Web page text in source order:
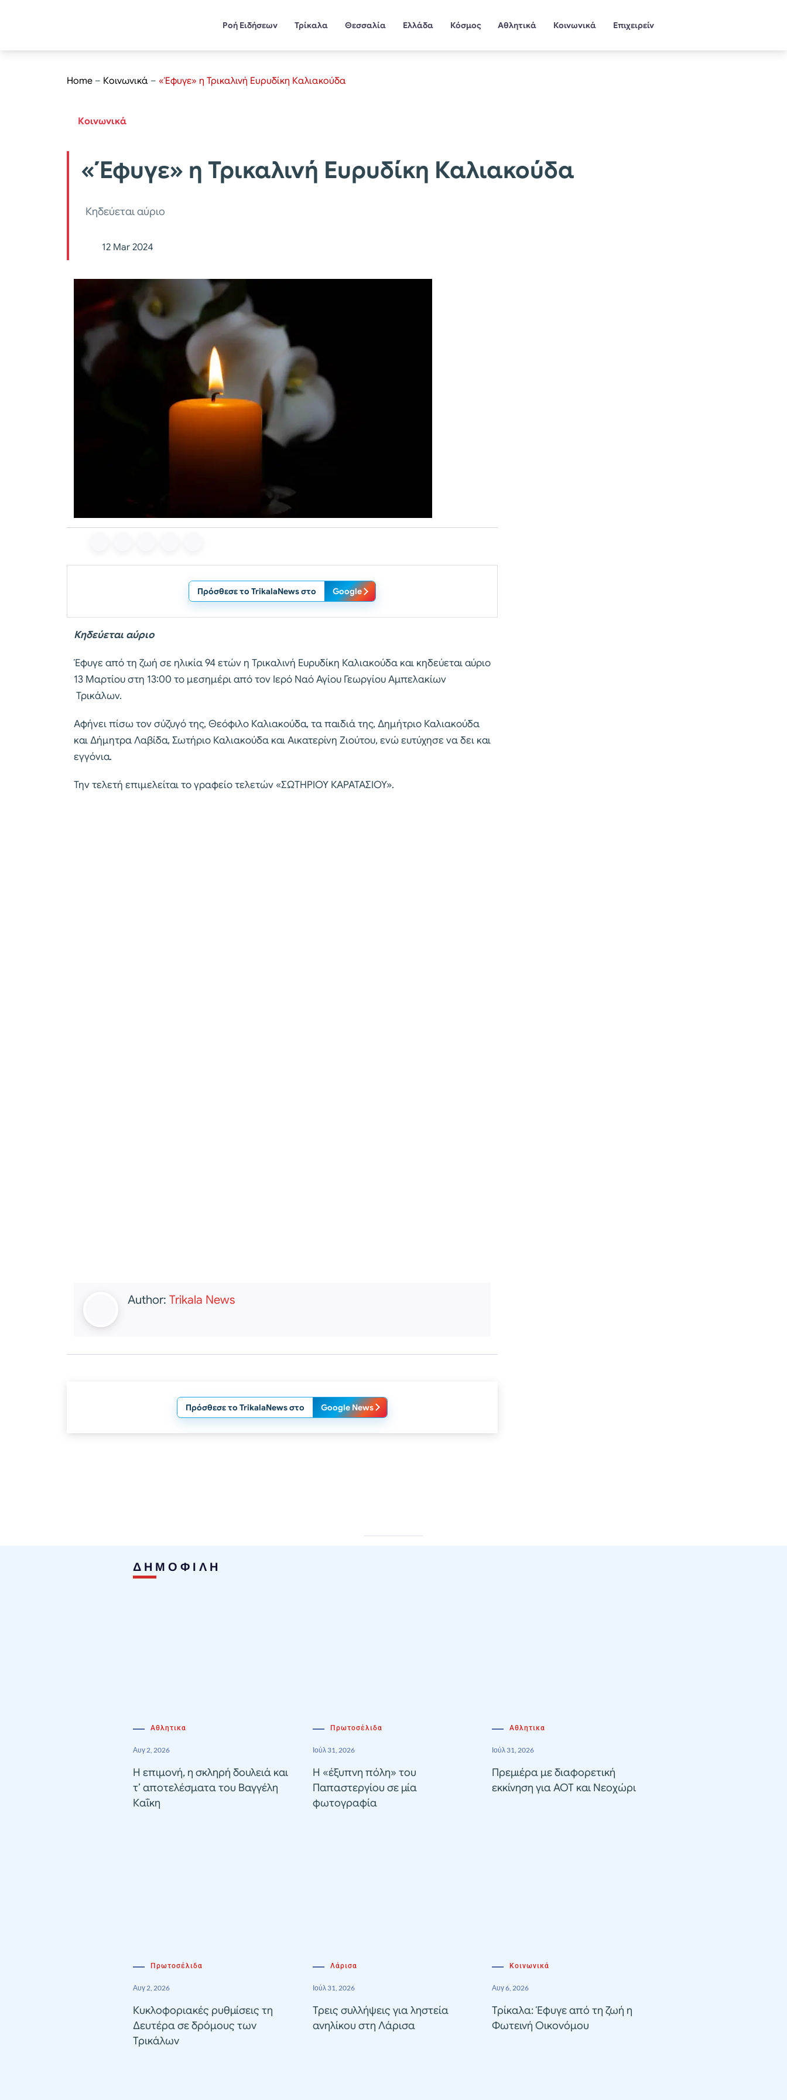
Ροή Ειδήσεων Τρίκαλα Θεσσαλία Ελλάδα Κόσμος Αθλητικά Κοινωνικά Επιχειρείν
Home – Κοινωνικά – «Έφυγε» η Τρικαλινή Ευρυδίκη Καλιακούδα
Κοινωνικά
«Έφυγε» η Τρικαλινή Ευρυδίκη Καλιακούδα
Κηδεύεται αύριο
12 Mar 2024
Πρόσθεσε το TrikalaNews στο Google
Κηδεύεται αύριο
Έφυγε από τη ζωή σε ηλικία 94 ετών η Τρικαλινή Ευρυδίκη Καλιακούδα και κηδεύεται αύριο
13 Μαρτίου στη 13:00 το μεσημέρι από τον Ιερό Ναό Αγίου Γεωργίου Αμπελακίων
Τρικάλων.
Αφήνει πίσω τον σύζυγό της, Θεόφιλο Καλιακούδα, τα παιδιά της, Δημήτριο Καλιακούδα
και Δήμητρα Λαβίδα, Σωτήριο Καλιακούδα και Αικατερίνη Ζιούτου, ενώ ευτύχησε να δει και
εγγόνια.
Την τελετή επιμελείται το γραφείο τελετών «ΣΩΤΗΡΙΟΥ ΚΑΡΑΤΑΣΙΟΥ».
Author: Trikala News
Πρόσθεσε το TrikalaNews στο Google News
ΔΗΜΟΦΙΛΗ
Αθλητικα
Αυγ 2, 2026
Η επιμονή, η σκληρή δουλειά και
τ’ αποτελέσματα του Βαγγέλη
Καΐκη
Πρωτοσέλιδα
Ιούλ 31, 2026
Η «έξυπνη πόλη» του
Παπαστεργίου σε μία
φωτογραφία
Αθλητικα
Ιούλ 31, 2026
Πρεμιέρα με διαφορετική
εκκίνηση για ΑΟΤ και Νεοχώρι
Πρωτοσέλιδα
Αυγ 2, 2026
Κυκλοφοριακές ρυθμίσεις τη
Δευτέρα σε δρόμους των
Τρικάλων
Λάρισα
Ιούλ 31, 2026
Τρεις συλλήψεις για ληστεία
ανηλίκου στη Λάρισα
Κοινωνικά
Αυγ 6, 2026
Τρίκαλα: Έφυγε από τη ζωή η
Φωτεινή Οικονόμου